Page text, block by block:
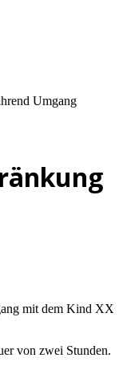
mit dem Kind XX
von zwei Stunden.